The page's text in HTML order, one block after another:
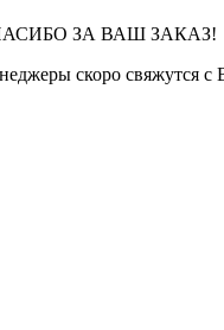
ЗА ВАШ ЗАКАЗ!
скоро свяжутся с